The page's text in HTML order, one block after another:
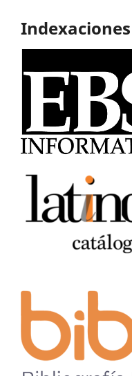
Indexaciones